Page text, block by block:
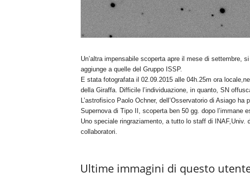
Un’altra impensabile scoperta apre il mese di settembre,
aggiunge a quelle del Gruppo ISSP.
E stata fotografata il 02.09.2015 alle 04h.25m ora
della Giraffa. Difficile l’individuazione, in quanto, SN
L’astrofisico Paolo Ochner, dell’Osservatorio di Asiago
Supernova di Tipo II, scoperta ben 50 gg. dopo l’immane
Uno speciale ringraziamento, a tutto lo staff di
collaboratori.
Ultime immagini di questo